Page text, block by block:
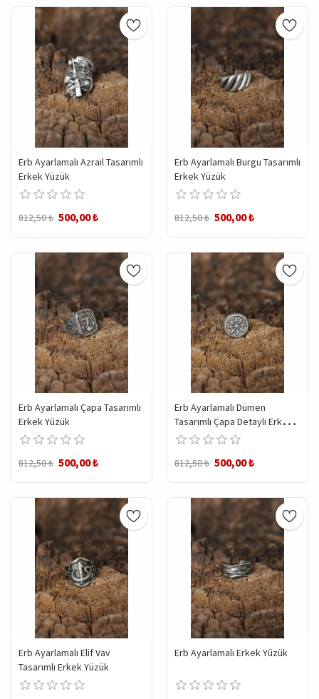
Erb Ayarlamalı Azrail Tasarımlı
Erkek Yüzük
812,50 ₺ 500,00 ₺
Erb Ayarlamalı Burgu Tasarımlı
Erkek Yüzük
812,50 ₺ 500,00 ₺
Erb Ayarlamalı Çapa Tasarımlı
Erkek Yüzük
812,50 ₺ 500,00 ₺
Erb Ayarlamalı Dümen
Tasarımlı Çapa Detaylı Erkek
Yüzük
812,50 ₺ 500,00 ₺
Erb Ayarlamalı Elif Vav
Tasarımlı Erkek Yüzük
Erb Ayarlamalı Erkek Yüzük